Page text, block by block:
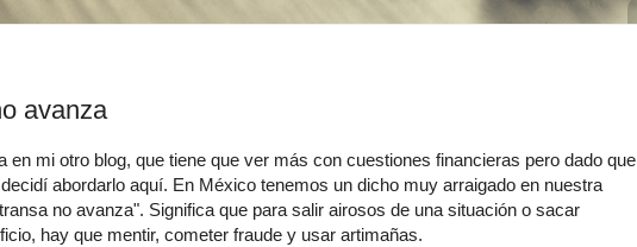
avanza
en mi otro blog, que tiene que ver más con cuestiones financieras pero dado que
abordarlo aquí. En México tenemos un dicho muy arraigado en nuestra
no avanza". Significa que para salir airosos de una situación o sacar
hay que mentir, cometer fraude y usar artimañas.